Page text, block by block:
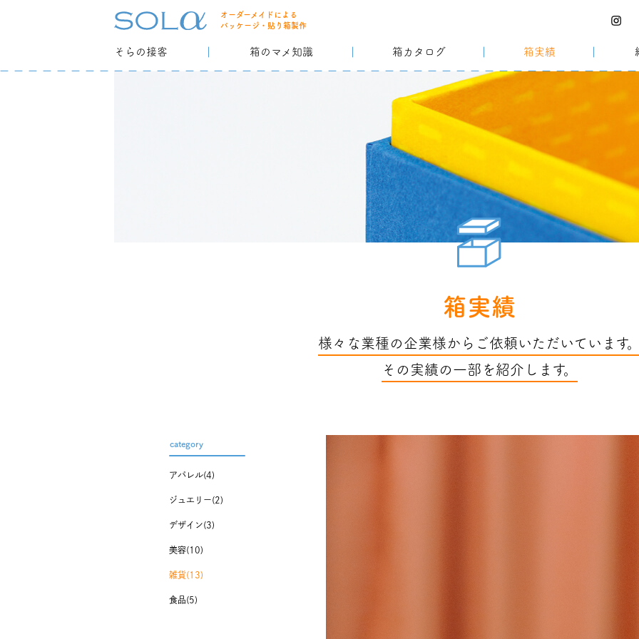
オーダーメイドによる
パッケージ・貼り箱製作
そらの接客 箱のマメ知識 箱カタログ 箱実績
箱実績
様々な業種の企業様からご依頼いただいています
その実績の一部を紹介します。
category
アパレル(4)
ジュエリー(2)
デザイン(3)
美容(10)
雑貨(13)
食品(5)